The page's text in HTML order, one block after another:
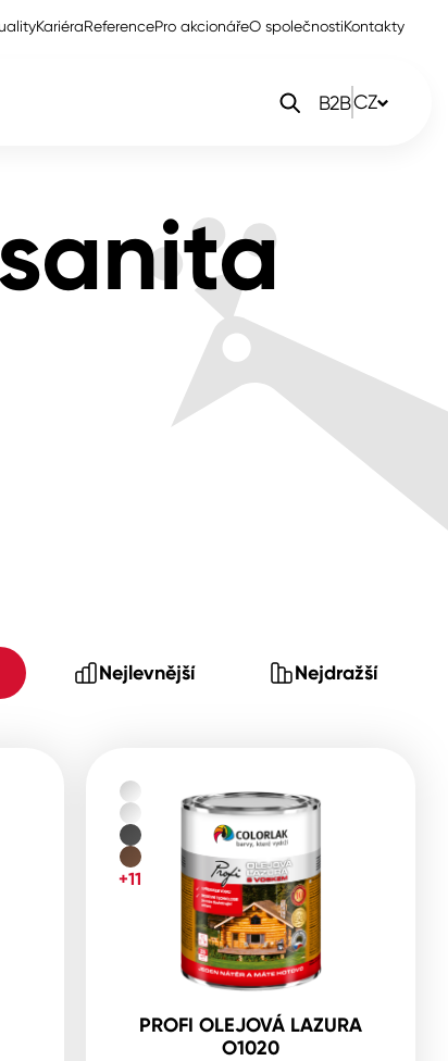
KariéraReferencePro akcionářeO společnostiKontakty
B2BCZ
EN
Nejlevnější Nejdražší
PROFI OLEJOVÁ LAZURA
O1020
+11